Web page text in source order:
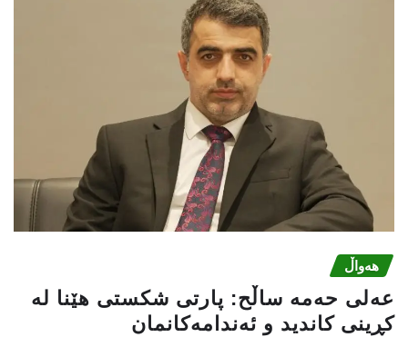
هەواڵ
عه‌لی‌ حه‌مه‌ ساڵح: پارتی‌ شكستی‌ هێنا له‌
كڕینی‌ كاندید و ئه‌ندامه‌كانمان